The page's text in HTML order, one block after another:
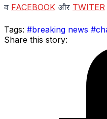
व FACEBOOK और TWITER
Tags: #breaking news
Share this story: